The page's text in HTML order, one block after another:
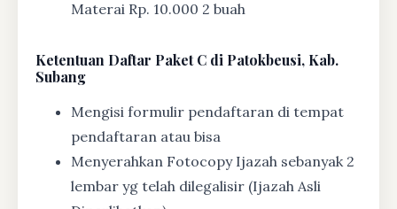
Materai Rp. 10.000 2 buah
Ketentuan Daftar Paket C di Patokbeusi, Kab.
Subang
Mengisi formulir pendaftaran di tempat
pendaftaran atau bisa
Menyerahkan Fotocopy Ijazah sebanyak 2
lembar yg telah dilegalisir (Ijazah Asli